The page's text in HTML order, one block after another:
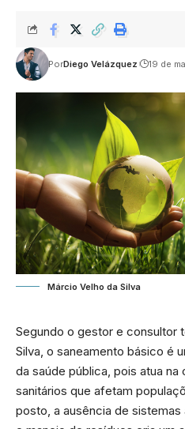
PorDiego Velázquez 19 de
Márcio Velho da Silva
Segundo o gestor e consultor
Silva, o saneamento básico é
da saúde pública, pois atua
sanitários que afetam
posto, a ausência de